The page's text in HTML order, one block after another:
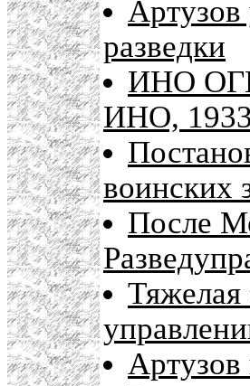
Артузов
разведки
ИНО
ИНО,
воинских
После
Тяжелая